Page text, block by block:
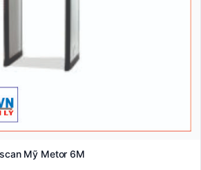
Mỹ Metor 6M